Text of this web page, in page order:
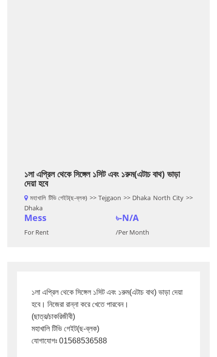
১লা এপ্রিল থেকে সিঙ্গেল ১সিট এবং ১রুম(এটাচ বাথ) ভাড়া
দেয়া হবে
মহাখালি টিভি গেইট(ছ-ব্লক) >> Tejgaon >> Dhaka North City >>
Dhaka
Mess
For Rent
৳-N/A
/Per Month
১লা এপ্রিল থেকে সিঙ্গেল ১সিট এবং ১রুম(এটাচ বাথ) ভাড়া দেয়া
হবে। নিজেরা রান্না করে খেতে পারবেন।
(ছাত্র/চাকরিজীবী)
মহাখালি টিভি গেইট(ছ-ব্লক)
যোগাযোগঃ 01568536588